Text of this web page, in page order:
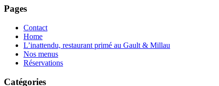
Pages
Contact
Home
L’inattendu, restaurant primé au Gault & Millau
Nos menus
Réservations
Catégories